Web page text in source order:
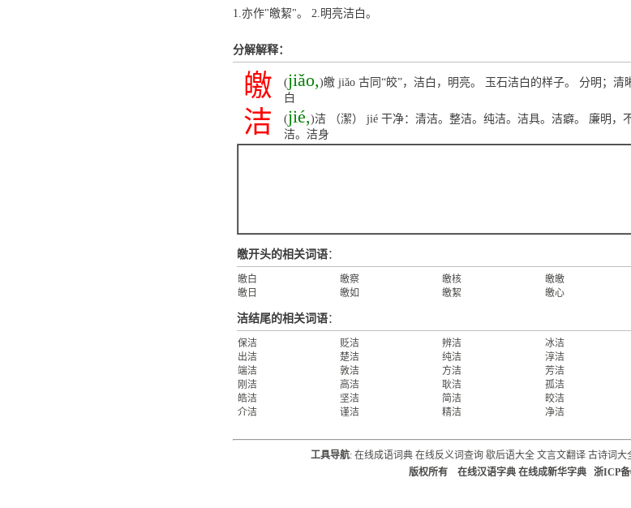
1.亦作"皦絜"。 2.明亮洁白。
分解解释：
皦 (jiǎo,)皦 jiǎo 古同“皎”，洁白，明亮。 玉石洁白的样子。 分明；清
白
洁 (jié,)洁 （潔） jié 干净：清洁。整洁。纯洁。洁具。洁癖。 廉明，
洁。洁身
皦开头的相关词语：
皦白 皦察 皦核 皦皦
皦日
皦如 皦絜 皦心
洁结尾的相关词语：
保洁 贬洁 辨洁 冰洁
出洁
楚洁 纯洁 淳洁
端洁
敦洁 方洁 芳洁
刚洁
高洁 耿洁 孤洁
皓洁
坚洁 简洁 晈洁
介洁
谨洁 精洁 净洁
工具导航: 在线成语词典 在线反义词查询 歇后语大全 文言文翻译 古诗词大
版权所有 在线汉语字典 在线成新华字典 浙ICP备